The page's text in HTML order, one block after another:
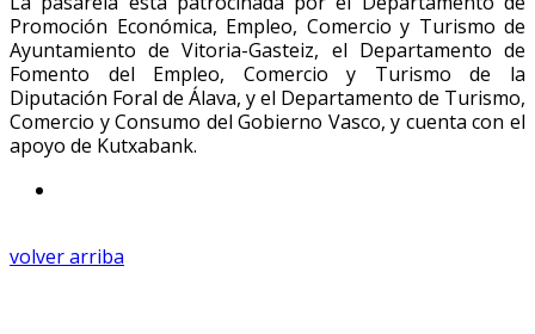
Promoción Económica, Empleo, Comercio y Turismo de
Ayuntamiento de Vitoria-Gasteiz, el Departamento de
Fomento del Empleo, Comercio y Turismo de la
Diputación Foral de Álava, y el Departamento de Turismo,
Comercio y Consumo del Gobierno Vasco, y cuenta con el
apoyo de Kutxabank.
volver arriba